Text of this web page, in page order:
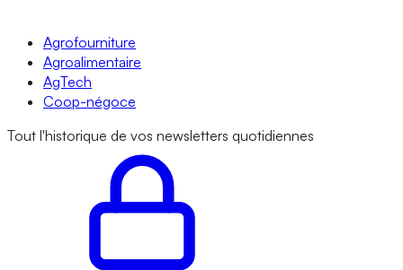
Agrofourniture
Agroalimentaire
AgTech
Coop-négoce
Tout l'historique de vos newsletters quotidiennes